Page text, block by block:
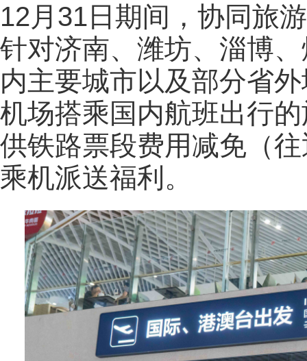
12月31日期间，协同旅
针对济南、潍坊、淄博
内主要城市以及部分省
机场搭乘国内航班出行
供铁路票段费用减免（
乘机派送福利。